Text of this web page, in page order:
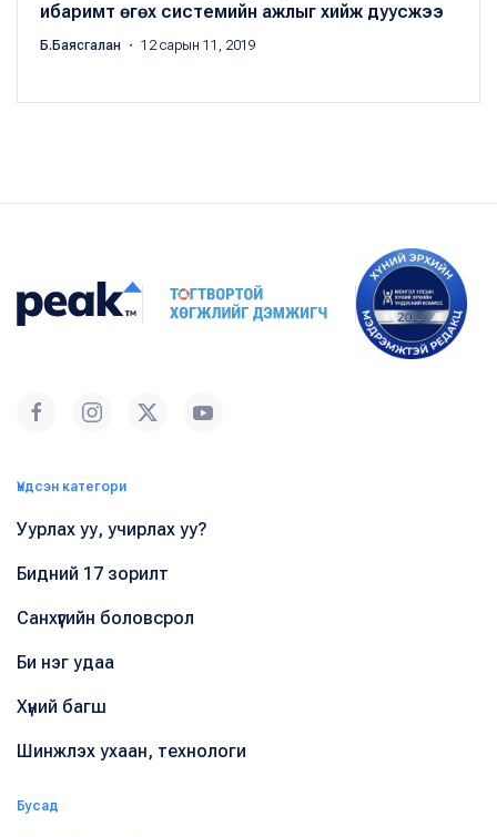
ибаримт өгөх системийн ажлыг хийж дуусжээ
Б.Баясгалан ・ 12 сарын 11, 2019
Үндсэн категори
Уурлах уу, учирлах уу?
Бидний 17 зорилт
Санхүүгийн боловсрол
Би нэг удаа
Хүний багш
Шинжлэх ухаан, технологи
Бусад